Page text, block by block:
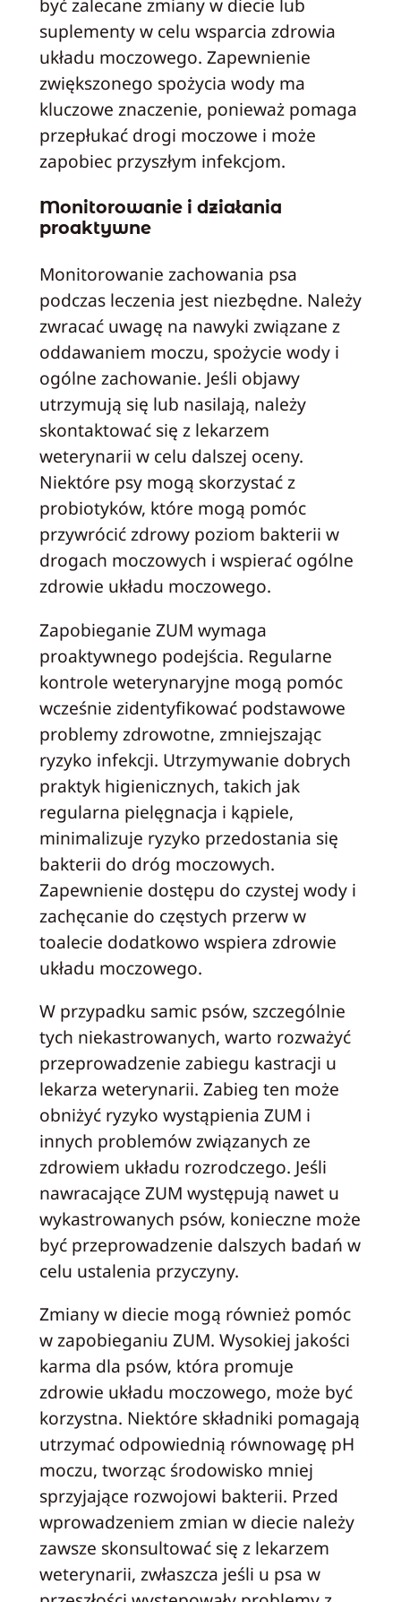
być zalecane zmiany w diecie lub
suplementy w celu wsparcia zdrowia
układu moczowego. Zapewnienie
zwiększonego spożycia wody ma
kluczowe znaczenie, ponieważ pomaga
przepłukać drogi moczowe i może
zapobiec przyszłym infekcjom.
Monitorowanie i działania
proaktywne
Monitorowanie zachowania psa
podczas leczenia jest niezbędne. Należy
zwracać uwagę na nawyki związane z
oddawaniem moczu, spożycie wody i
ogólne zachowanie. Jeśli objawy
utrzymują się lub nasilają, należy
skontaktować się z lekarzem
weterynarii w celu dalszej oceny.
Niektóre psy mogą skorzystać z
probiotyków, które mogą pomóc
przywrócić zdrowy poziom bakterii w
drogach moczowych i wspierać ogólne
zdrowie układu moczowego.
Zapobieganie ZUM wymaga
proaktywnego podejścia. Regularne
kontrole weterynaryjne mogą pomóc
wcześnie zidentyfikować podstawowe
problemy zdrowotne, zmniejszając
ryzyko infekcji. Utrzymywanie dobrych
praktyk higienicznych, takich jak
regularna pielęgnacja i kąpiele,
minimalizuje ryzyko przedostania się
bakterii do dróg moczowych.
Zapewnienie dostępu do czystej wody i
zachęcanie do częstych przerw w
toalecie dodatkowo wspiera zdrowie
układu moczowego.
W przypadku samic psów, szczególnie
tych niekastrowanych, warto rozważyć
przeprowadzenie zabiegu kastracji u
lekarza weterynarii. Zabieg ten może
obniżyć ryzyko wystąpienia ZUM i
innych problemów związanych ze
zdrowiem układu rozrodczego. Jeśli
nawracające ZUM występują nawet u
wykastrowanych psów, konieczne może
być przeprowadzenie dalszych badań w
celu ustalenia przyczyny.
Zmiany w diecie mogą również pomóc
w zapobieganiu ZUM. Wysokiej jakości
karma dla psów, która promuje
zdrowie układu moczowego, może być
korzystna. Niektóre składniki pomagają
utrzymać odpowiednią równowagę pH
moczu, tworząc środowisko mniej
sprzyjające rozwojowi bakterii. Przed
wprowadzeniem zmian w diecie należy
zawsze skonsultować się z lekarzem
weterynarii, zwłaszcza jeśli u psa w